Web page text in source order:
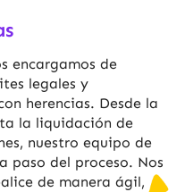
encargamos de
legales y
herencias. Desde la
la liquidación de
nuestro equipo de
paso del proceso. Nos
de manera ágil,